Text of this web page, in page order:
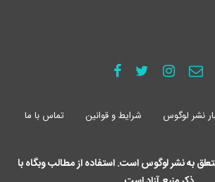
نشر لوگوس شرایط و قوانین تماس با ما
به نشر لوگوس است. استفاده از مطالب وبگاه با